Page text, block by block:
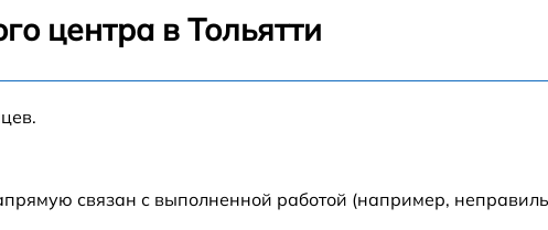
центра в Тольятти
связан с выполненной работой (например,